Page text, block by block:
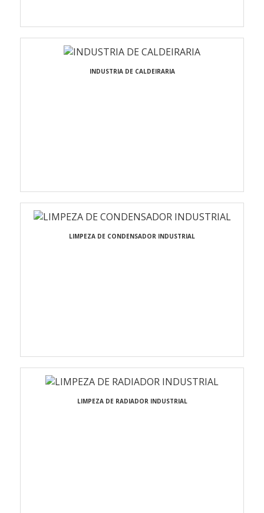
INDUSTRIA DE CALDEIRARIA
LIMPEZA DE CONDENSADOR INDUSTRIAL
LIMPEZA DE RADIADOR INDUSTRIAL